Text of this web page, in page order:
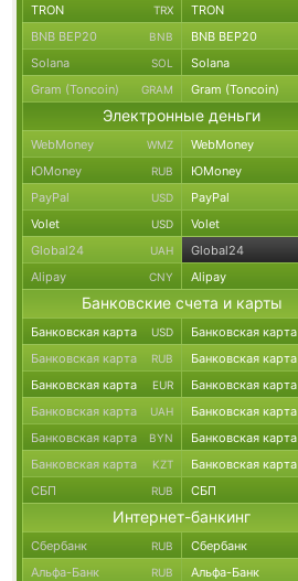
TRON TRX TRON
BNB BEP20 BNB BNB BEP20
Solana SOL Solana
Gram (Toncoin) GRAM Gram (Toncoin)
Электронные деньги
WebMoney WMZ WebMoney
ЮMoney RUB ЮMoney
PayPal USD PayPal
Volet USD Volet
Global24 UAH Global24
Alipay CNY Alipay
Банковские счета и карты
Банковская карта USD Банковская карта
Банковская карта RUB Банковская карта
Банковская карта EUR Банковская карта
Банковская карта UAH Банковская карта
Банковская карта BYN Банковская карта
Банковская карта KZT Банковская карта
СБП RUB СБП
Интернет-банкинг
Сбербанк RUB Сбербанк
Альфа-Банк RUB Альфа-Банк